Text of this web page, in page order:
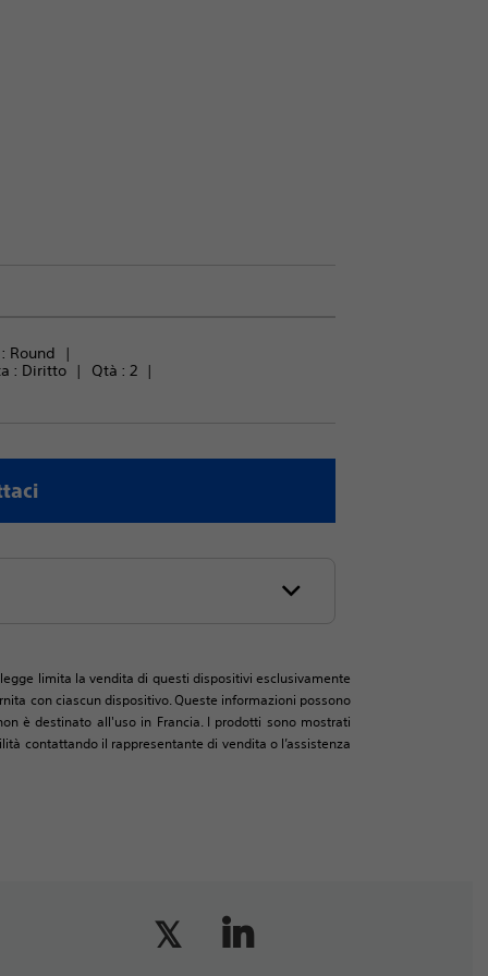
Round
: Diritto Qtà : 2
limita la vendita di questi dispositivi esclusivamente
con ciascun dispositivo. Queste informazioni possono
è destinato all'uso in Francia. I prodotti sono mostrati
contattando il rappresentante di vendita o l’assistenza